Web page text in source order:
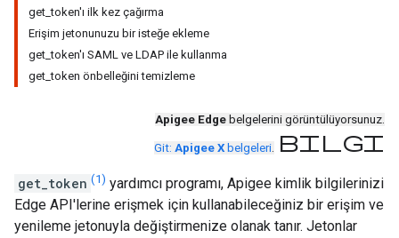
get_token'ı ilk kez çağırma
Erişim jetonunuzu bir isteğe ekleme
get_token'ı SAML ve LDAP ile kullanma
get_token önbelleğini temizleme
Apigee Edge belgelerini görüntülüyorsunuz.
Git: Apigee X belgeleri. bilgi
get_token (1) yardımcı programı, Apigee kimlik bilgilerinizi
Edge API'lerine erişmek için kullanabileceğiniz bir erişim ve
yenileme jetonuyla değiştirmenize olanak tanır. Jetonlar